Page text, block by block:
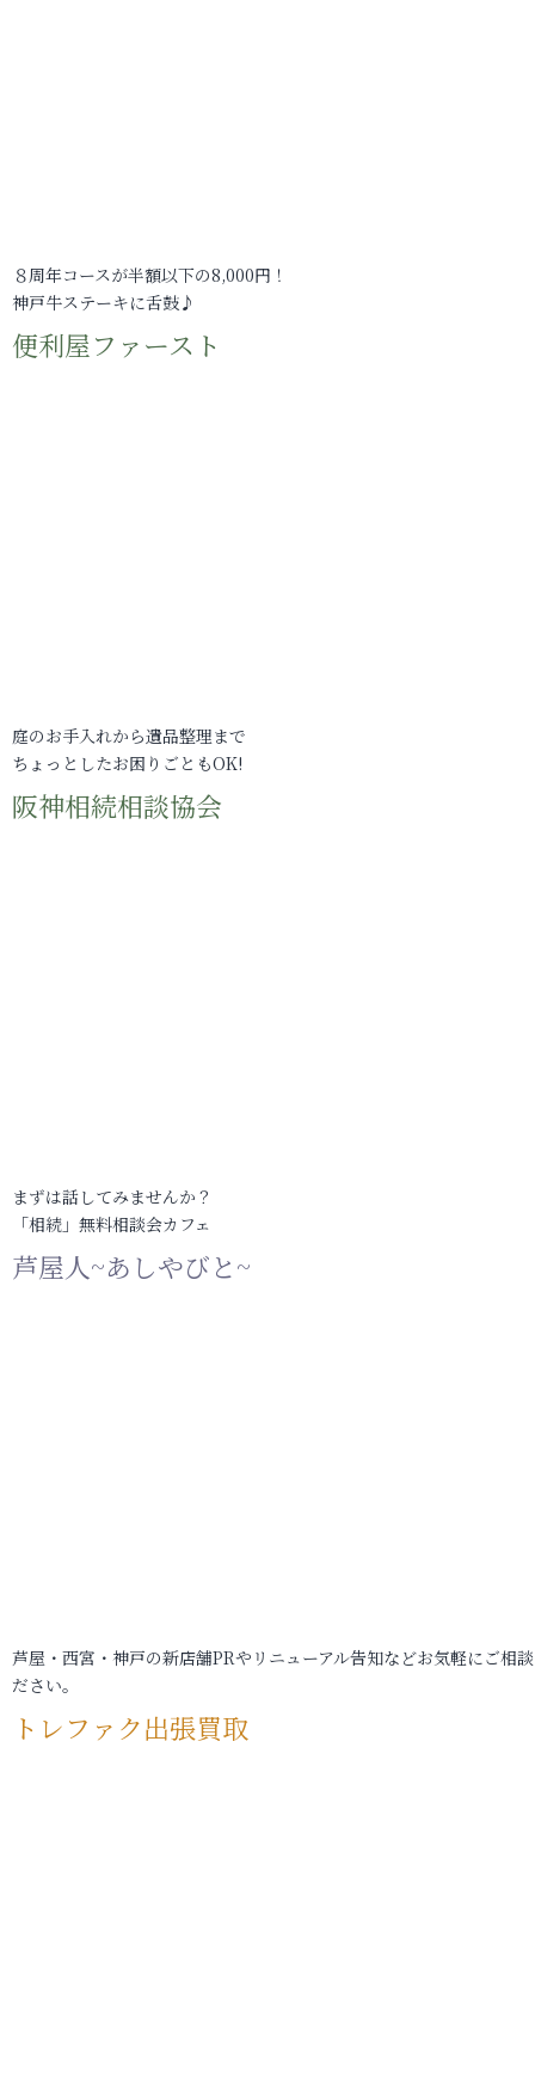
８周年コースが半額以下の8,000円！
神戸牛ステーキに舌鼓♪
便利屋ファースト
庭のお手入れから遺品整理まで
ちょっとしたお困りごともOK!
阪神相続相談協会
まずは話してみませんか？
「相続」無料相談会カフェ
芦屋人~あしやびと~
芦屋・西宮・神戸の新店舗PRやリニューアル告知などお気軽にご相
ださい。
トレファク出張買取